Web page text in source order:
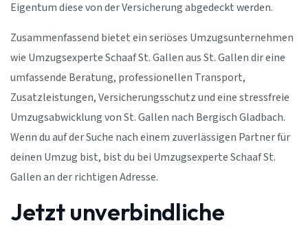
Eigentum diese von der Versicherung abgedeckt werden.
Zusammenfassend bietet ein seriöses Umzugsunternehmen
wie Umzugsexperte Schaaf St. Gallen aus St. Gallen dir eine
umfassende Beratung, professionellen Transport,
Zusatzleistungen, Versicherungsschutz und eine stressfreie
Umzugsabwicklung von St. Gallen nach Bergisch Gladbach.
Wenn du auf der Suche nach einem zuverlässigen Partner für
deinen Umzug bist, bist du bei Umzugsexperte Schaaf St.
Gallen an der richtigen Adresse.
Jetzt unverbindliche